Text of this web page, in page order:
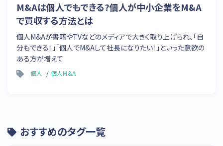
M&Aは個人でもできる?個人が中小企業をM&A
で買収する方法とは
個人M&Aが書籍やTVなどのメディアで大きく取り上げられ、「自
分もできる！」「個人でM&Aして社長になりたい！」といった意欲の
ある方が増えて
個人 個人M&A
おすすめのタグ一覧